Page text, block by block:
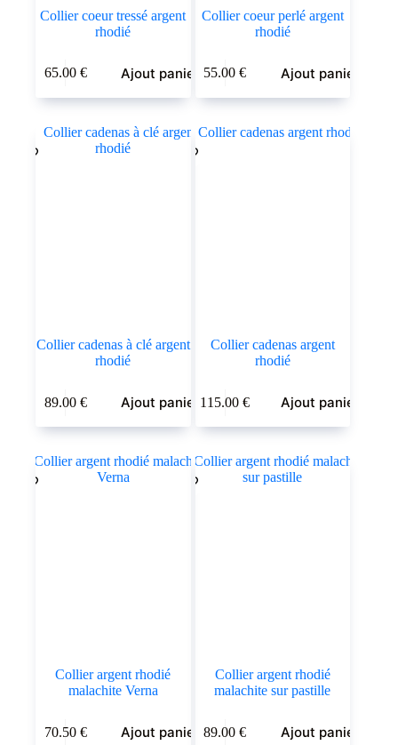
Collier coeur tressé argent
rhodié
65.00 € Ajout panier
Collier coeur perlé argent
rhodié
55.00€ Ajout panier
Collier cadenas à clé argent
rhodié
89.00 € Ajout panier
Collier cadenas argent
rhodié
115.00€ Ajout panier
Collier argent rhodié
malachite Verna
70.50 € Ajout panier
Collier argent rhodié
malachite sur pastille
89.00€ Ajout panier